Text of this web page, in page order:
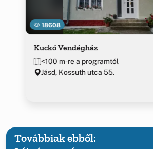
18608
Kuckó Vendégház
<100 m-re a programtól
Jásd, Kossuth utca 55.
Továbbiak ebből: